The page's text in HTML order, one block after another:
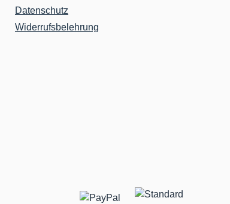
Datenschutz
Widerrufsbelehrung